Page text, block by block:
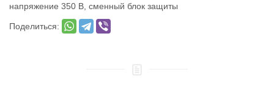
напряжение 350 В, сменный блок защиты
Поделиться: